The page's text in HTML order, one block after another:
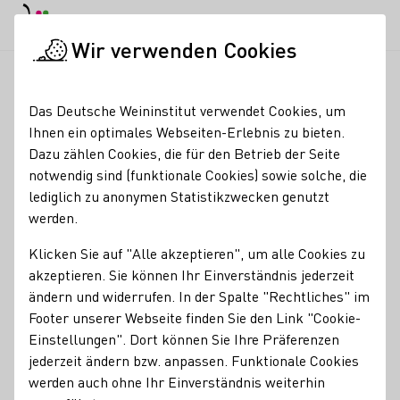
Weingut Marx
Ferienwohnung für 4 Personen
Mitgliedschaften
Vinissima - Frauen & Wein e.V.
Wine in Moderation (WiM)
Weinland Nahe e.V.
Weinorden an der Nahe
Unterkunftsarten
Ferienwohnung
Kontakt
Wir verwenden Cookies
Das Deutsche Weininstitut verwendet Cookies, um
Ihnen ein optimales Webseiten-Erlebnis zu bieten.
Dazu zählen Cookies, die für den Betrieb der Seite
notwendig sind (funktionale Cookies) sowie solche, die
lediglich zu anonymen Statistikzwecken genutzt
werden.
Klicken Sie auf "Alle akzeptieren", um alle Cookies zu
akzeptieren. Sie können Ihr Einverständnis jederzeit
ändern und widerrufen. In der Spalte "Rechtliches" im
Footer unserer Webseite finden Sie den Link "Cookie-
Einstellungen". Dort können Sie Ihre Präferenzen
jederzeit ändern bzw. anpassen. Funktionale Cookies
werden auch ohne Ihr Einverständnis weiterhin